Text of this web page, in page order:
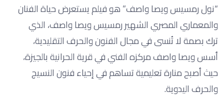
“نول رمسيس ويصا واصف” هو فيلم يستعرض حياة الفنان
والمعماري المصري الشهير رمسيس ويصا واصف، الذي
ترك بصمة لا تُنسى في مجال الفنون والحرف التقليدية،
أسس ويصا واصف مركزه الفني في قرية الحرانية بالجيزة،
حيث أصبح منارة تعليمية تساهم في إحياء فنون النسيج
والحرف اليدوية.